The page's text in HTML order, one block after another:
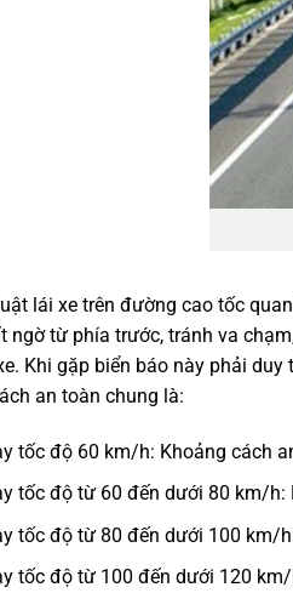
lái xe trên đường cao tốc
ngờ từ phía trước, tránh va
Khi gặp biển báo này phải
an toàn chung là:
tốc độ 60 km/h: Khoảng cách
tốc độ từ 60 đến dưới 80 km/
tốc độ từ 80 đến dưới 100 km/
tốc độ từ 100 đến dưới 120